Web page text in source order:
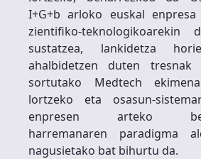
I+G+b arloko euskal
zientifiko-teknologikoarekin
sustatzea, lankidetza
ahalbidetzen duten tresnak
sortutako Medtech
lortzeko eta osasun-
enpresen arteko
harremanaren paradigma
nagusietako bat bihurtu da.